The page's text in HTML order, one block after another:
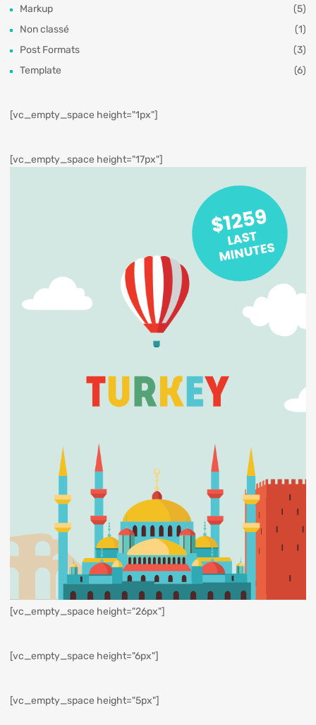
Markup
(5)
Non classé
(1)
Post Formats
(3)
Template
(6)
[vc_empty_space height="1px"]
[vc_empty_space height="17px"]
[vc_empty_space height="26px"]
[vc_empty_space height="6px"]
[vc_empty_space height="5px"]